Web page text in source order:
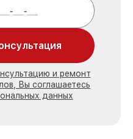
и ремонт
Вы соглашаетесь
данных